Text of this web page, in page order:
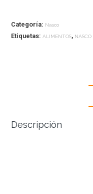
Categoría: Nasco
Etiquetas:ALIMENTOS, NASCO
Descripción